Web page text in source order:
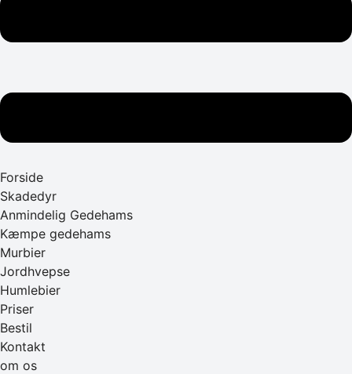
Forside
Skadedyr
Anmindelig Gedehams
Kæmpe gedehams
Murbier
Jordhvepse
Humlebier
Priser
Bestil
Kontakt
om os